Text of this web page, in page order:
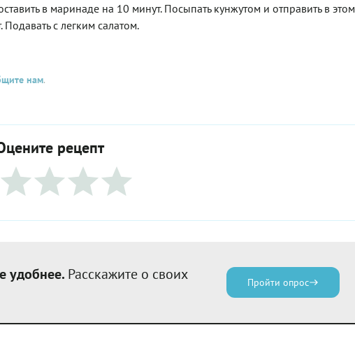
в маринаде на 10 минут. Посыпать кунжутом и отправить в этом
с легким салатом.
нам.
рецепт
удобнее. Расскажите о своих
Пройти опрос